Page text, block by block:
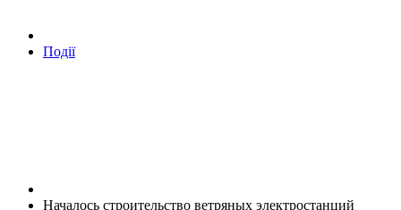
Події
Началось строительство ветряных электростанций